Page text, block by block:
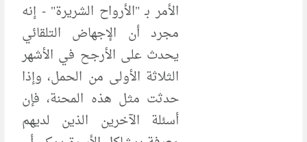
الأمر بـ "الأرواح الشريرة" - إنه
مجرد أن الإجهاض التلقائي
يحدث على الأرجح في الأشهر
الثلاثة الأولى من الحمل، وإذا
حدثت مثل هذه المحنة، فإن
أسئلة الآخرين الذين لديهم